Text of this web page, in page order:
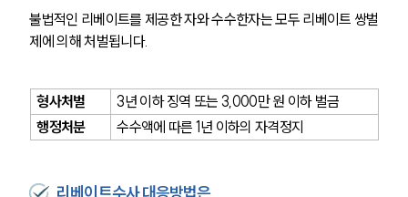
불법적인 리베이트를 제공한 자와 수수한자는 모두 리베이트 쌍벌
제에 의해 처벌됩니다.
형사처벌
3년 이하 징역 또는 3,000만 원 이하 벌금
행정처분
수수액에 따른 1년 이하의 자격정지
리베이트수사 대응방법은